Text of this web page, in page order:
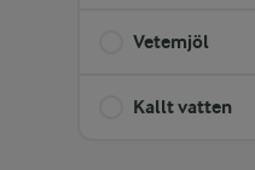
Vetemjöl
Kallt vatten